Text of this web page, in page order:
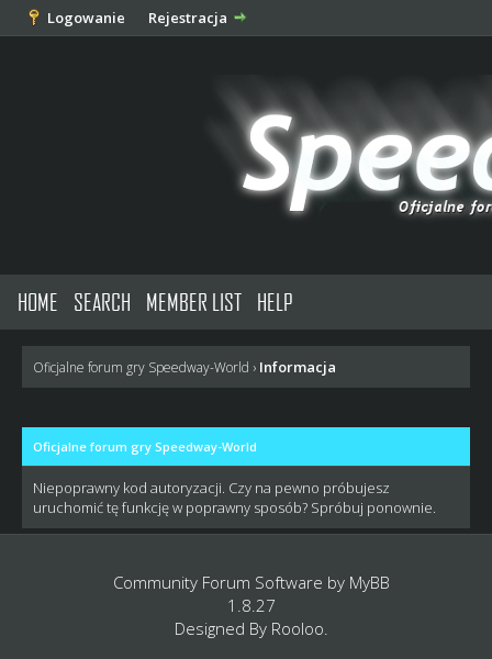
Logowanie Rejestracja
HOME SEARCH MEMBER LIST HELP
Oficjalne forum gry Speedway-World › Informacja
Oficjalne forum gry Speedway-World
Niepoprawny kod autoryzacji. Czy na pewno próbujesz
uruchomić tę funkcję w poprawny sposób? Spróbuj ponownie.
Community Forum Software by MyBB
1.8.27
Designed By Rooloo.